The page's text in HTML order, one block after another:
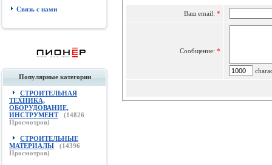
Связь с нами
Популярные категории
СТРОИТЕЛЬНАЯ
ТЕХНИКА,
ОБОРУДОВАНИЕ,
ИНСТРУМЕНТ
(14826
Просмотров)
СТРОИТЕЛЬНЫЕ
МАТЕРИАЛЫ
(14396
Просмотров)
Ваш email: *
Сообщение: *